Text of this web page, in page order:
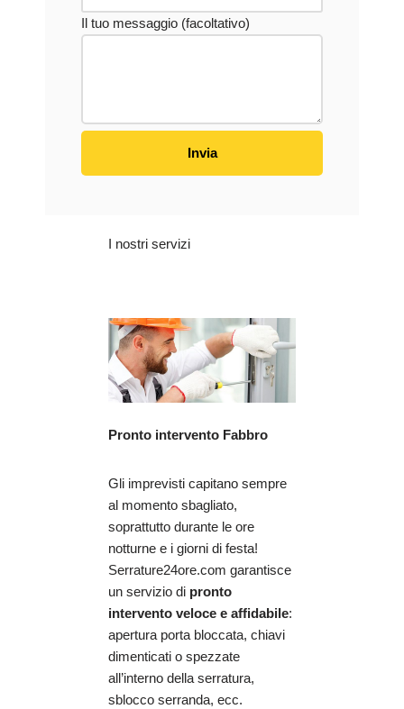
Il tuo messaggio (facoltativo)
I nostri servizi
Pronto intervento Fabbro
Gli imprevisti capitano sempre
al momento sbagliato,
soprattutto durante le ore
notturne e i giorni di festa!
Serrature24ore.com garantisce
un servizio di pronto
intervento veloce e affidabile:
apertura porta bloccata, chiavi
dimenticati o spezzate
all’interno della serratura,
sblocco serranda, ecc.